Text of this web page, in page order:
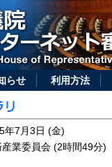
らせ 利用方法
年7月3日 (金)
産業委員会 (2時間49分)